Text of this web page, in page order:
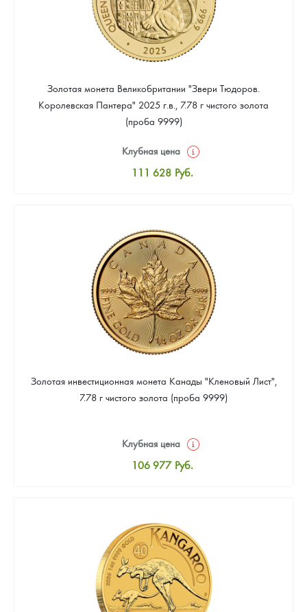
Золотая монета Великобритании "Звери Тюдоров.
Королевская Пантера" 2025 г.в., 7.78 г чистого золота
(проба 9999)
Клубная цена
111 628 Руб.
Цена выкупа
Звоните
Золотая инвестиционная монета Канады "Кленовый Лист",
7.78 г чистого золота (проба 9999)
Клубная цена
106 977 Руб.
Цена выкупа
95 814 Руб.